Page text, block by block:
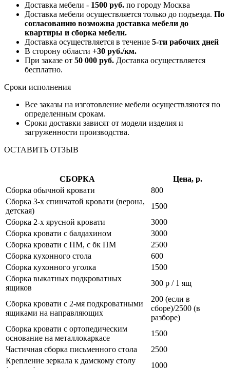
Доставка мебели - 1500 руб. по городу Москва
Доставка мебели осуществляется только до подъезда. По
согласованию возможна доставка мебели до
квартиры и сборка мебели.
Доставка осуществляется в течение 5-ти рабочих дней
В сторону области +30 руб./км.
При заказе от 50 000 руб. Доставка осуществляется
бесплатно.
Сроки исполнения
Все заказы на изготовление мебели осуществляются по
определенным срокам.
Сроки доставки зависят от модели изделия и
загруженности производства.
ОСТАВИТЬ ОТЗЫВ
СБОРКА
Цена, р.
Сборка обычной кровати
800
Сборка 3-х спинчатой кровати (верона,
детская)
1500
Сборка 2-х ярусной кровати
3000
Сборка кровати с балдахином
3000
Сборка кровати с ПМ, с бк ПМ
2500
Сборка кухонного стола
600
Сборка кухонного уголка
1500
Сборка выкатных подкроватных
ящиков
300 р / 1 ящ
Сборка кровати с 2-мя подкроватными
ящиками на направляющих
200 (если в
сборе)/2500 (в
разборе)
Сборка кровати с ортопедическим
основание на металлокаркасе
1500
Частичная сборка письменного стола
2500
Крепление зеркала к дамскому столу
1000